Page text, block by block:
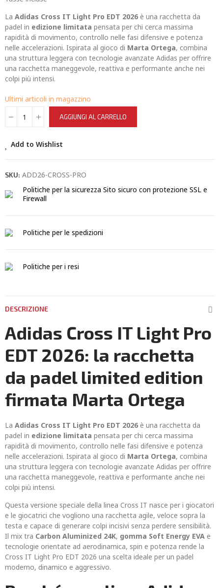
La Adidas Cross IT Light Pro EDT 2026 è una racchetta da
padel in edizione limitata pensata per chi cerca massima
rapidità di movimento, controllo nelle fasi difensive e potenza
nelle accelerazioni. Ispirata al gioco di Marta Ortega, combina
una struttura leggera con tecnologie avanzate Adidas per offrire
una racchetta maneggevole, reattiva e performante anche nei
colpi più intensi.
Ultimi articoli in magazzino
AGGIUNGI AL CARRELLO
Add to Wishlist
SKU: ADD26-CROSS-PRO
Politiche per la sicurezza Sito sicuro con protezione SSL e
Firewall
Politiche per le spedizioni
Politiche per i resi
DESCRIZIONE
Adidas Cross IT Light Pro
EDT 2026: la racchetta
da padel limited edition
firmata Marta Ortega
La Adidas Cross IT Light Pro EDT 2026 è una racchetta da
padel in edizione limitata pensata per chi cerca massima
rapidità di movimento, controllo nelle fasi difensive e potenza
nelle accelerazioni. Ispirata al gioco di Marta Ortega, combina
una struttura leggera con tecnologie avanzate Adidas per offrire
una racchetta maneggevole, reattiva e performante anche nei
colpi più intensi.
Questa versione speciale della linea Cross IT nasce per i giocatori
e le giocatrici che vogliono una racchetta agile, veloce sopra la
testa e capace di generare colpi incisivi senza perdere sensibilità.
Il mix tra Carbon Aluminized 24K, gomma Soft Energy EVA e
tecnologie orientate ad aerodinamica, spin e potenza rende la
Cross IT Light Pro EDT 2026 una scelta ideale per un padel
moderno, dinamico e aggressivo.